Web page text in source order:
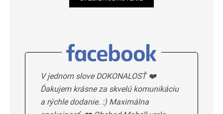
V jednom slove DOKONALOSŤ ❤️
Ďakujem krásne za skvelú komunikáciu
a rýchle dodanie. :) Maximálna